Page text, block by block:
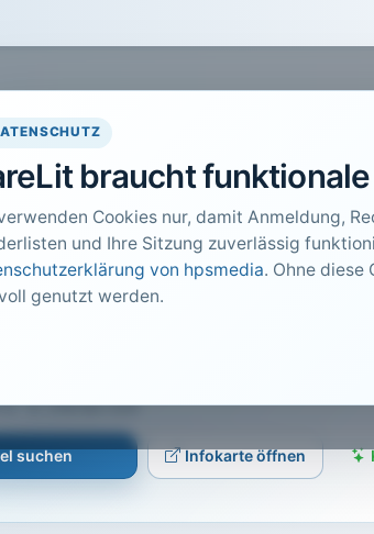
braucht
Cookies nur, damit Anmeldung,
und Ihre Sitzung zuverlässig
von hpsmedia. Ohne diese
genutzt werden.
Sollarbeitszeit für
31.12.
4 · S. 216 bis 224
suchen Infokarte öffnen